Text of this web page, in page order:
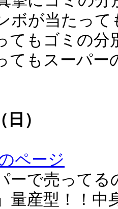
ボが当たっ
てもゴミの
てもスーパ
）
ページ
ーで売って
量産型！！